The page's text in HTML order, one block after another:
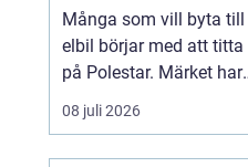
Många som vill byta till
elbil börjar med att titta
på Polestar. Märket har
blivit en symbol för
modern, elektrisk körning
08 juli 2026